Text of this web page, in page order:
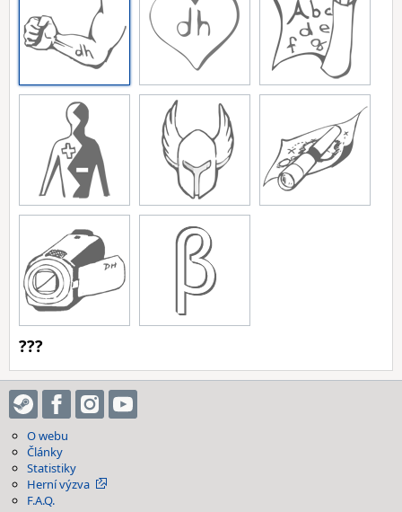
???
O webu
Články
Statistiky
Herní výzva
F.A.Q.